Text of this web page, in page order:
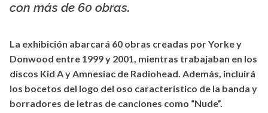
con más de 60 obras.
La exhibición abarcará 60 obras creadas por Yorke y
Donwood entre 1999 y 2001, mientras trabajaban en los
discos Kid A y Amnesiac de Radiohead. Además, incluirá
los bocetos del logo del oso característico de la banda y
borradores de letras de canciones como “Nude”.